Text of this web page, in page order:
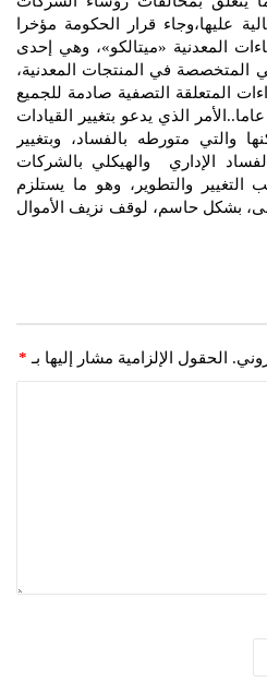
عليها،وجاء قرار الحكومة مؤخرا
المعدنية «ميتالكو»، وهي إحدى
المتخصصة في المنتجات المعدنية،
المتعلقة التصفية صادمة للجميع
خاصة ان يرجع أنشائها قبل 56 عاما..الأمر الذي يدعو بتغيير القيادات
والتي متورطه بالفساد، وبتغيير
الإداري والهيكلي بالشركات
التغيير والتطوير، وهو ما يستلزم
بشكل حاسم، لوقف نزيف الأموال
الحقول الإلزامية مشار إليها بـ *